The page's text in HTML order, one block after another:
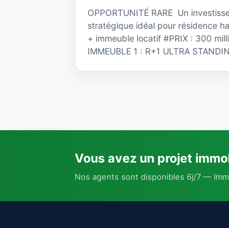
OPPORTUNITÉ RARE Un
stratégique idéal pour résidence
+ immeuble locatif #PRIX : 300
IMMEUBLE 1 : R+1 ULTRA
Vous avez un projet
Nos agents sont disponibles 6j/7 —